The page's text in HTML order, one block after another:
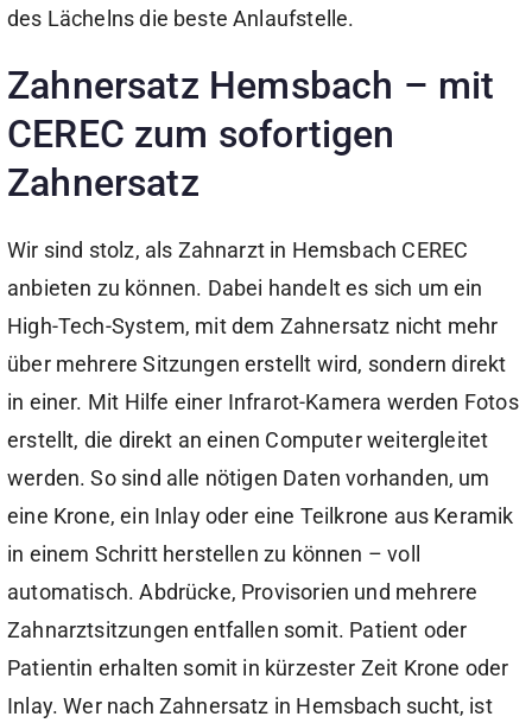
des Lächelns die beste Anlaufstelle.
Zahnersatz Hemsbach – mit
CEREC zum sofortigen
Zahnersatz
Wir sind stolz, als Zahnarzt in Hemsbach CEREC
anbieten zu können. Dabei handelt es sich um ein
High-Tech-System, mit dem Zahnersatz nicht mehr
über mehrere Sitzungen erstellt wird, sondern direkt
in einer. Mit Hilfe einer Infrarot-Kamera werden Fotos
erstellt, die direkt an einen Computer weitergleitet
werden. So sind alle nötigen Daten vorhanden, um
eine Krone, ein Inlay oder eine Teilkrone aus Keramik
in einem Schritt herstellen zu können – voll
automatisch. Abdrücke, Provisorien und mehrere
Zahnarztsitzungen entfallen somit. Patient oder
Patientin erhalten somit in kürzester Zeit Krone oder
Inlay. Wer nach Zahnersatz in Hemsbach sucht, ist